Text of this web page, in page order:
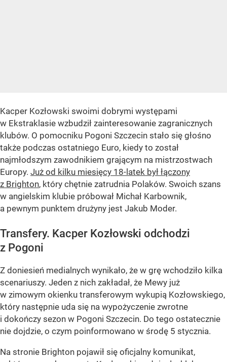
Kacper Kozłowski swoimi dobrymi występami
w Ekstraklasie wzbudził zainteresowanie zagranicznych
klubów. O pomocniku Pogoni Szczecin stało się głośno
także podczas ostatniego Euro, kiedy to został
najmłodszym zawodnikiem grającym na mistrzostwach
Europy. Już od kilku miesięcy 18-latek był łączony
z Brighton, który chętnie zatrudnia Polaków. Swoich szans
w angielskim klubie próbował Michał Karbownik,
a pewnym punktem drużyny jest Jakub Moder.
Transfery. Kacper Kozłowski odchodzi
z Pogoni
Z doniesień medialnych wynikało, że w grę wchodziło kilka
scenariuszy. Jeden z nich zakładał, że Mewy już
w zimowym okienku transferowym wykupią Kozłowskiego,
który następnie uda się na wypożyczenie zwrotne
i dokończy sezon w Pogoni Szczecin. Do tego ostatecznie
nie dojdzie, o czym poinformowano w środę 5 stycznia.
Na stronie Brighton pojawił się oficjalny komunikat,